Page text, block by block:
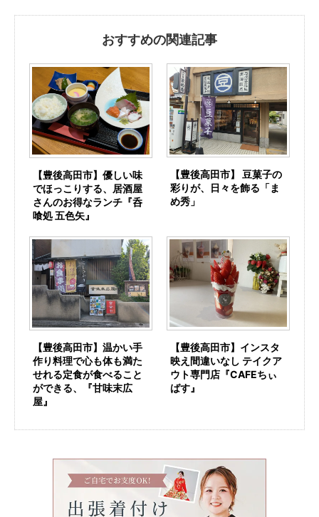
おすすめの関連記事
【豊後高田市】優しい味
でほっこりする、居酒屋
さんのお得なランチ『呑
喰処 五色矢』
【豊後高田市】 豆菓子の
彩りが、日々を飾る「ま
め秀」
【豊後高田市】温かい手
作り料理で心も体も満た
せれる定食が食べること
ができる、『甘味末広
屋』
【豊後高田市】インスタ
映え間違いなし テイクア
ウト専門店『CAFEちぃ
ばす』